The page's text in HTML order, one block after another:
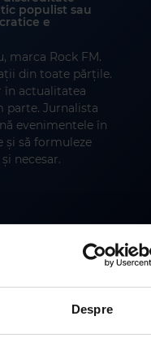
Despre
populist sau
e
marca Rock FM.
din toate părțile.
în actualitatea
parte. Jurnalista
evenimentele în
și să formuleze
necesar.
acomodați sau